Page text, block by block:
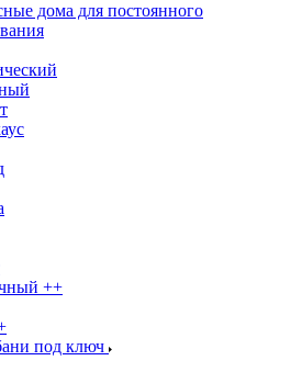
дома для постоянного
++
под ключ